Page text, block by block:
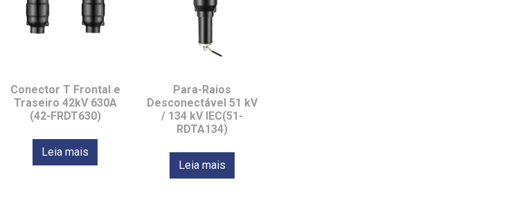
Conector T Frontal e
Traseiro 42kV 630A
(42-FRDT630)
Leia mais
Para-Raios
Desconectável 51 kV
/ 134 kV IEC(51-
RDTA134)
Leia mais